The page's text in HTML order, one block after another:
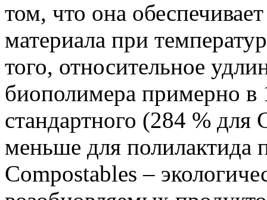
том, что она
материала при
того, относительное
биополимера примерно в
стандартного (284 %
меньше для полилактида
Compostables –